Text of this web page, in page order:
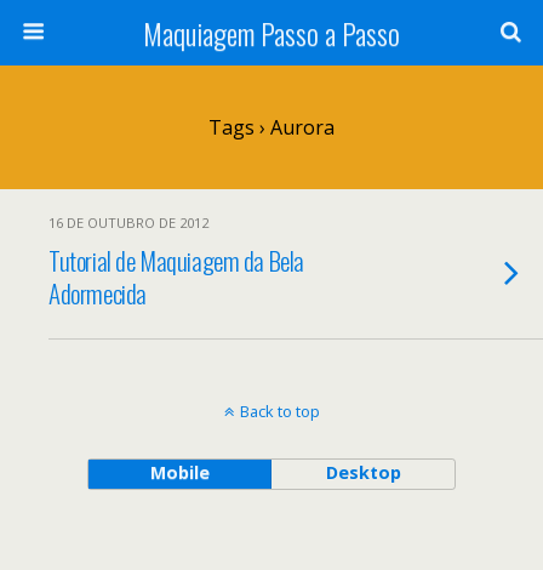
Maquiagem Passo a Passo
Tags › Aurora
16 DE OUTUBRO DE 2012
Tutorial de Maquiagem da Bela
Adormecida
Back to top
Mobile Desktop